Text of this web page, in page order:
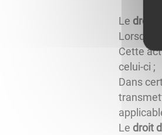
Le droit
Lorsque
Cette
celui-ci ;
Dans
Le droit